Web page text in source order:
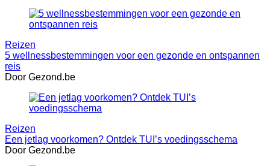
Reizen
5 wellnessbestemmingen voor een gezonde en ontspannen
reis
Door Gezond.be
Reizen
Een jetlag voorkomen? Ontdek TUI’s voedingsschema
Door Gezond.be